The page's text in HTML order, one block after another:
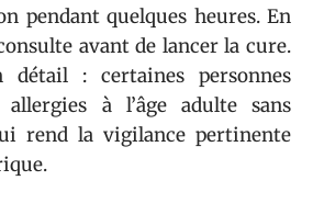
pendant quelques heures. En
avant de lancer la cure.
détail : certaines personnes
allergies à l’âge adulte sans
rend la vigilance pertinente